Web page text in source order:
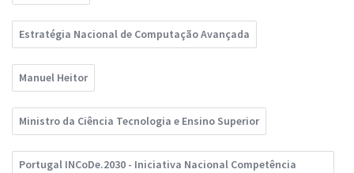
Estratégia Nacional de Computação Avançada
Manuel Heitor
Ministro da Ciência Tecnologia e Ensino Superior
Portugal INCoDe.2030 - Iniciativa Nacional Competência